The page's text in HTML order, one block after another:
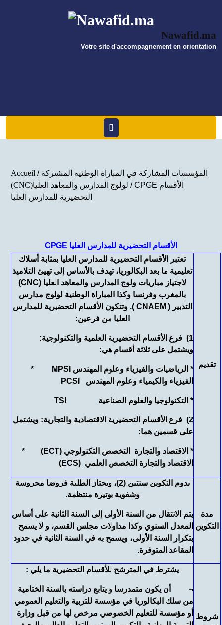
Nawafid.ma
Votre site d'accompagnement en orientation
Accueil / المؤسسات المشاركة في المباراة الوطنية المشتركة
(CNC)لولوج المدارس والمعاهد العليا / CPGE الأقسام
التحضيرية للمدارس العليا
CPGE الأقسام التحضيرية للمدارس العليا
تقديم
تعتبر الأقسام التحضيرية للمدارس العليا بمثابة أسلاك
تعليمية ما بعد البكالوريا، تهدف بالأساس إلى تهيئ التلاميذ
لاجتياز مباريات ولوج المدارس والمعاهد العليا (CNC)
بالمغرب وفرنسا وكذا المباراة الوطنية لولوج مدارس
التدبير ( CNAEM ). وتتكون الأقسام التحضيرية للمدارس
العليا من فرعين:
1) فرع الأقسام التحضيرية العلمية والتكنولوجية:
ويشتمل على ثلاثة أقسام هي:
* الرياضيات والفيزياء وعلوم المهندس MPSI
*
الفيزياء والكيمياء وعلوم المهندس PCSI
* التكنولوجيا والعلوم الصناعية TSI
2) فرع الأقسام التحضيرية الاقتصادية والتجارية: ويشتمل
على قسمين هما:
* الاقتصاد والتجارة التخصص التكنولوجي (ECT)
*
الاقتصاد والتجارة التخصص العلمي (ECS)
مدة
التكوين
يدوم التكوين سنتين (2)، ويجتاز الطلبة فروضا محروسة
وشفوية بوتيرة منتظمة.
يتم الانتقال من السنة الأولى إلى السنة الثانية على أساس
المعدل السنوي وكذا مداولات مجلس القسم، و لا يسمح
بتكرار السنة الأولى، ويسمح به في السنة الثانية في حدود
المقاعد المتوفرة.
شروط
يشترط في المترشح للأقسام التحضيرية ما يلي :
¬ أن يكون متمدرسا و يتابع دراسته بالسنة الختامية
من سلك البكالوريا في مؤسسة للتربية والتعليم العمومي
أو مؤسسة للتعليم الخصوصي مرخص لها من قبل وزارة